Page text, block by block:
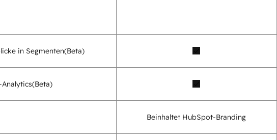
in Segmenten(Beta)
(Beta)
Beinhaltet HubSpot-Branding